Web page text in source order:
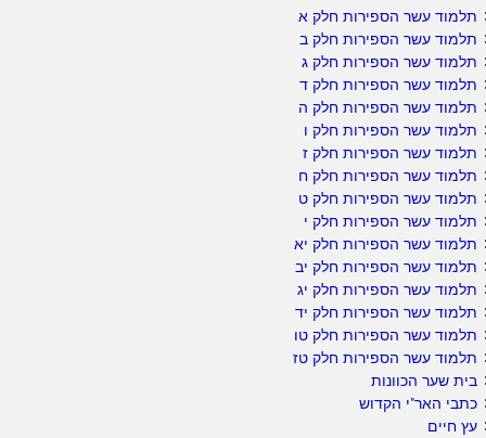
תלמוד עשר הספירות חלק א
תלמוד עשר הספירות חלק ב
תלמוד עשר הספירות חלק ג
תלמוד עשר הספירות חלק ד
תלמוד עשר הספירות חלק ה
תלמוד עשר הספירות חלק ו
תלמוד עשר הספירות חלק ז
תלמוד עשר הספירות חלק ח
תלמוד עשר הספירות חלק ט
תלמוד עשר הספירות חלק י
תלמוד עשר הספירות חלק יא
תלמוד עשר הספירות חלק יב
תלמוד עשר הספירות חלק יג
תלמוד עשר הספירות חלק יד
תלמוד עשר הספירות חלק טו
תלמוד עשר הספירות חלק טז
בית שער הכוונות
כתבי האר"י הקדוש
עץ חיים